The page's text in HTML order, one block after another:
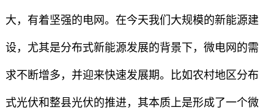
大，有着坚强的电网。在今天我们大规模的新能源建
设，尤其是分布式新能源发展的背景下，微电网的需
求不断增多，并迎来快速发展期。比如农村地区分布
式光伏和整县光伏的推进，其本质上是形成了一个微